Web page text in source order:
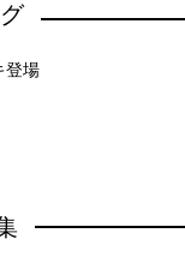
登場